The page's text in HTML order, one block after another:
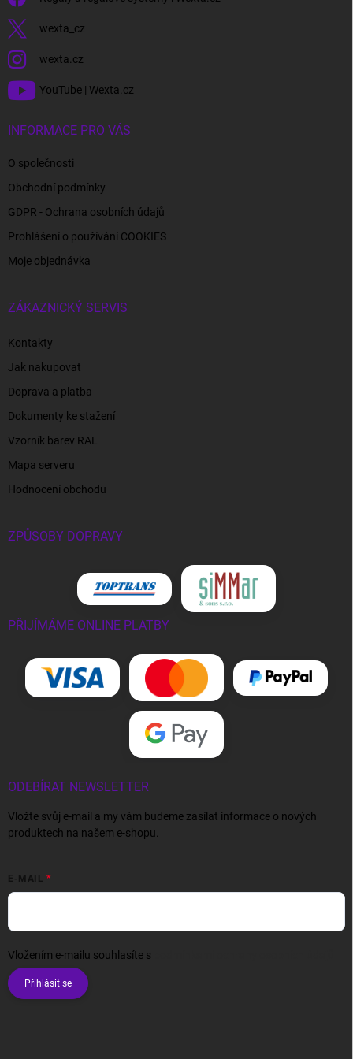
wexta_cz
wexta.cz
YouTube | Wexta.cz
INFORMACE PRO VÁS
O společnosti
Obchodní podmínky
GDPR - Ochrana osobních údajů
Prohlášení o používání COOKIES
Moje objednávka
ZÁKAZNICKÝ SERVIS
Kontakty
Jak nakupovat
Doprava a platba
Dokumenty ke stažení
Vzorník barev RAL
Mapa serveru
Hodnocení obchodu
ZPŮSOBY DOPRAVY
PŘIJÍMÁME ONLINE PLATBY
ODEBÍRAT NEWSLETTER
Vložte svůj e-mail a my vám budeme zasílat informace o nových
produktech na našem e-shopu.
E-MAIL
Vložením e-mailu souhlasíte s
Přihlásit se